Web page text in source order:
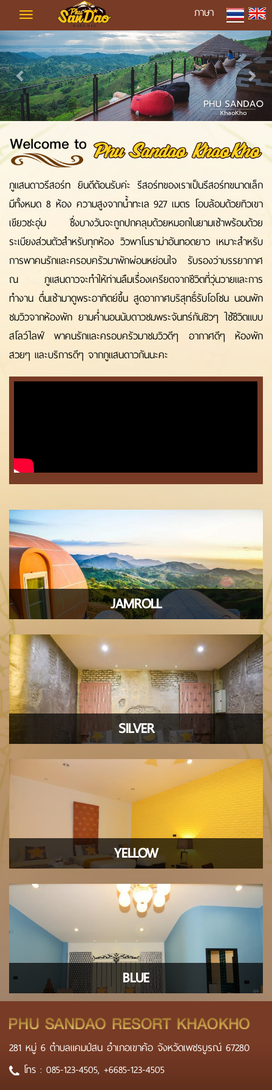
Toggle
navigation
ภาษา
Previous Next
ภูแสนดาวรีสอร์ท ยินดีต้อนรับค่ะ รีสอร์ทของเราเป็นรีสอร์ทขนาดเล็ก
มีทั้งหมด 8 ห้อง ความสูงจากน้ำทะเล 927 เมตร โอบล้อมด้วยทิวเขา
เขียวชะอุ่ม ซึ่งบางวันจะถูกปกคลุมด้วยหมอกในยามเช้าพร้อมด้วย
ระเบียงส่วนตัวสำหรับทุกห้อง วิวพาโนราม่าอันทอดยาว เหมาะสำหรับ
การพาคนรักและครอบครัวมาพักผ่อนหย่อนใจ รับรองว่าบรรยากาศ
ณ ภูแสนดาวจะทำให้ท่านลืมเรื่องเครียดจากชีวิตที่วุ่นวายและการ
ทำงาน ตื่นเช้ามาดูพระอาทิตย์ขึ้น สูดอากาศบริสุทธิ์รับโอโซน นอนพัก
ชมวิวจากห้องพัก ยามค่ำนอนนับดาวชมพระจันทร์กันชิวๆ ใช้ชีวิตแบบ
สโลว์ไลฟ์ พาคนรักและครอบครัวมาชมวิวดีๆ อากาศดีๆ ห้องพัก
สวยๆ และบริการดีๆ จากภูแสนดาวกันนะคะ
JAMROLL
SILVER
YELLOW
BLUE
281 หมู่ 6 ตำบลแคมป์สน อำเภอเขาค้อ จังหวัดเพชรบูรณ์ 67280
โทร : 085-123-4505, +6685-123-4505